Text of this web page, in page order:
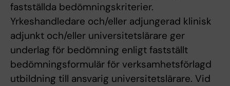
fastställda bedömningskriterier.
Yrkeshandledare och/eller adjungerad klinisk
adjunkt och/eller universitetslärare ger
underlag för bedömning enligt fastställt
bedömningsformulär för verksamhetsförlagd
utbildning till ansvarig universitetslärare. Vid